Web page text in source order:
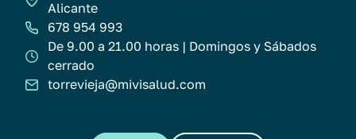
Alicante
678 954 993
De 9.00 a 21.00 horas | Domingos y Sábados
cerrado
torrevieja@mivisalud.com